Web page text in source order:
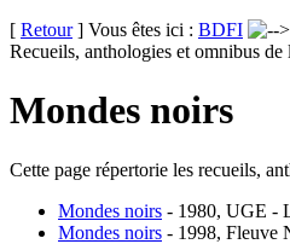
[ Retour] Vous êtes ici : BDFI
Recueils, anthologies et omnibus
Mondes noirs
Cette page répertorie les recueils,
Mondes noirs - 1980, UGE -
Mondes noirs - 1998, Fleuve